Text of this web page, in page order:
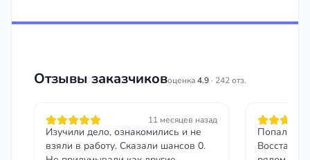
Отзывы заказчиковоценка4.9 · 242 отз.
11 месяцев назад
Изучили дело, ознакомились и не
взяли в работу. Сказали шансов 0.
Попал в